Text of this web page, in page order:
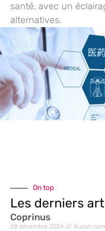
santé, avec un
alternatives.
On top
Les derniers
Coprinus
28 décembre 2024 Aucun